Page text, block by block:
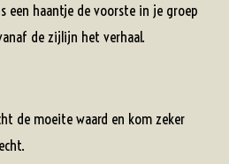
een haantje de voorste in je groep
de zijlijn het verhaal.
de moeite waard en kom zeker